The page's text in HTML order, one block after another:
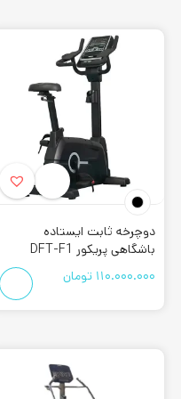
پریکور Precor
سعی بر این
استاندارد درپله ورزشی
علاقه مندان به این دستگاه
اسکی فضایی پریکور Precor
از محصولات دیگر این برند
نمایید. این دستگاه تمام
به همین دلیل تاثیر
دارد.
گزینه ی مناسبی به شمار می
تجهیزات ورزشی در دسته ی
دوچرخه ثابت ایستاده
باشگاهی پریکور DFT-F1
110.000.000 تومان